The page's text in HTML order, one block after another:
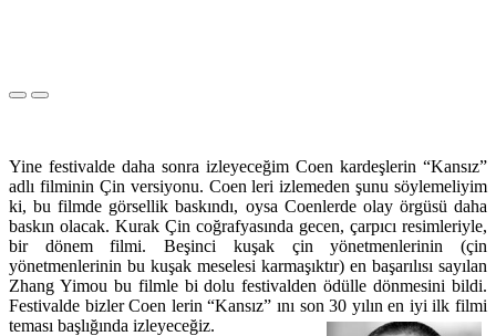
Yine festivalde daha sonra izleyeceğim Coen kardeşlerin “Kansız”
adlı filminin Çin versiyonu. Coen leri izlemeden şunu söylemeliyim
ki, bu filmde görsellik baskındı, oysa Coenlerde olay örgüsü daha
baskın olacak. Kurak Çin coğrafyasında gecen, çarpıcı resimleriyle,
bir dönem filmi. Beşinci kuşak çin yönetmenlerinin (çin
yönetmenlerinin bu kuşak meselesi karmaşıktır) en başarılısı sayılan
Zhang Yimou bu filmle bi dolu festivalden ödülle dönmesini bildi.
Festivalde bizler Coen lerin “Kansız” ını son 30 yılın en iyi ilk filmi
teması başlığında izleyeceğiz.